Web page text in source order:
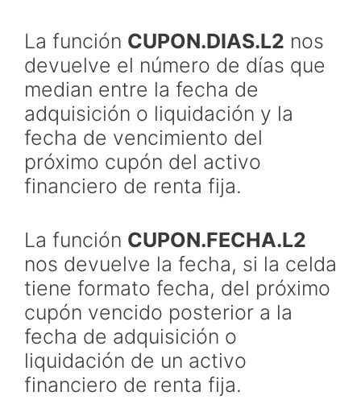
La función CUPON.DIAS.L2 nos
devuelve el número de días que
median entre la fecha de
adquisición o liquidación y la
fecha de vencimiento del
próximo cupón del activo
financiero de renta fija.
La función CUPON.FECHA.L2
nos devuelve la fecha, si la celda
tiene formato fecha, del próximo
cupón vencido posterior a la
fecha de adquisición o
liquidación de un activo
financiero de renta fija.